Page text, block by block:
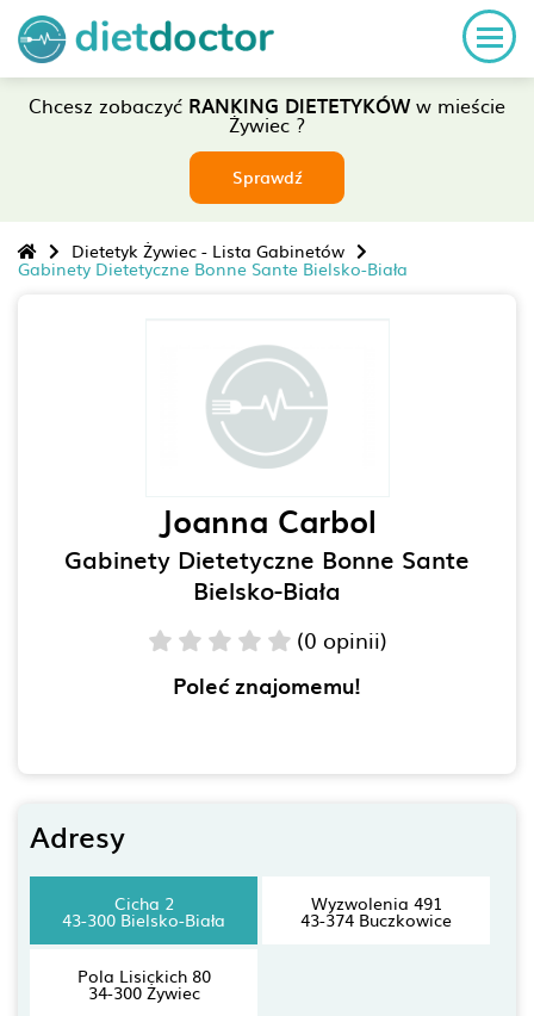
Chcesz zobaczyć RANKING DIETETYKÓWw mieście
Żywiec ?
Sprawdź
Dietetyk Żywiec - Lista Gabinetów
Gabinety Dietetyczne Bonne Sante Bielsko-Biała
Joanna Carbol
Gabinety Dietetyczne Bonne Sante
Bielsko-Biała
(0 opinii)
Poleć znajomemu!
Adresy
Cicha 2
43-300 Bielsko-Biała
Wyzwolenia 491
43-374 Buczkowice
Pola Lisickich 80
34-300 Żywiec